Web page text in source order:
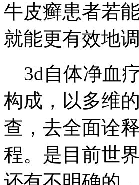
牛皮癣患者若
就能更有效地
3d自体净血
构成，以多维
查，去全面诠
程。是目前世